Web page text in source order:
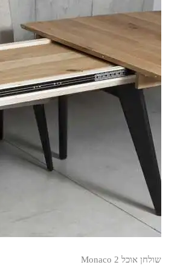
שולחן אוכל Monaco 2